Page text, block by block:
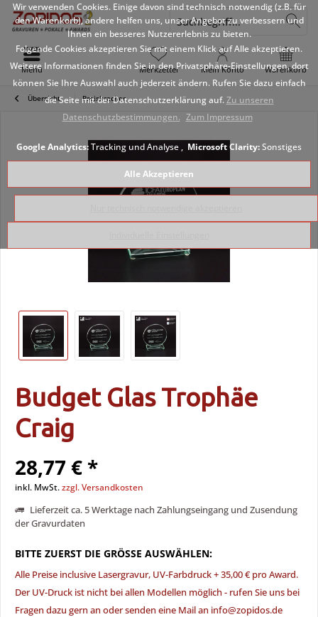
Warenkorb
Merkzettel Mein Konto
Menü
Übersicht Preiskracher
Budget Glas Trophäe
Craig
28,77 € *
inkl. MwSt.zzgl. Versandkosten
Lieferzeit ca. 5 Werktage nach Zahlungseingang und Zusendung
der Gravurdaten
BITTE ZUERST DIE GRÖSSE AUSWÄHLEN:
Alle Preise inclusive Lasergravur, UV-Farbdruck + 35,00 € pro Award.
Der UV-Druck ist nicht bei allen Modellen möglich - rufen Sie uns bei
Fragen dazu gern an oder senden eine Mail an info@zopidos.de
Wir verwenden Cookies. Einige davon sind technisch notwendig (z.B. für
den Warenkorb), andere helfen uns, unser Angebot zu verbessern und
Ihnen ein besseres Nutzererlebnis zu bieten.
Folgende Cookies akzeptieren Sie mit einem Klick auf Alle akzeptieren.
Weitere Informationen finden Sie in den Privatsphäre-Einstellungen, dort
können Sie Ihre Auswahl auch jederzeit ändern. Rufen Sie dazu einfach
die Seite mit der Datenschutzerklärung auf.Zu unseren
Datenschutzbestimmungen. Zum Impressum
Google Analytics:Tracking und Analyse , Microsoft Clarity:Sonstiges
Alle Akzeptieren